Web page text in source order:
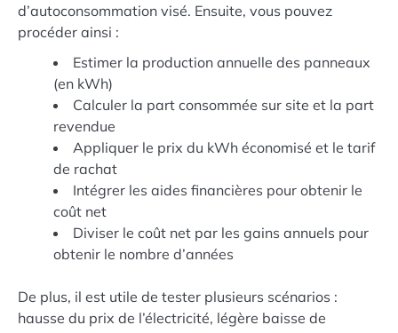
d’autoconsommation visé. Ensuite, vous pouvez
procéder ainsi :
Estimer la production annuelle des panneaux
(en kWh)
Calculer la part consommée sur site et la part
revendue
Appliquer le prix du kWh économisé et le tarif
de rachat
Intégrer les aides financières pour obtenir le
coût net
Diviser le coût net par les gains annuels pour
obtenir le nombre d’années
De plus, il est utile de tester plusieurs scénarios :
hausse du prix de l’électricité, légère baisse de